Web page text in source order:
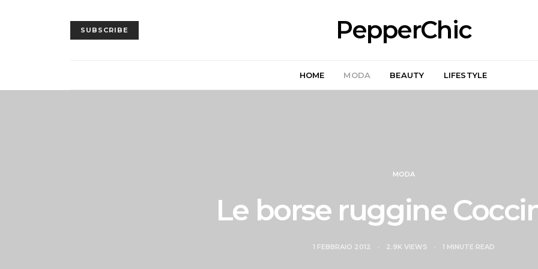
SUBSCRIBE PepperChic
HOME MODA BEAUTY LIFESTYLE
MODA
Le borse ruggine
1 FEBBRAIO 2012 2.9K VIEWS 1 MINUTE READ